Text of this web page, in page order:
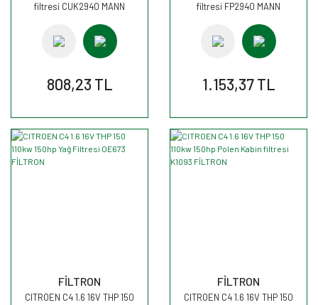
filtresi CUK2940 MANN
808,23 TL
filtresi FP2940 MANN
1.153,37 TL
FİLTRON
CITROEN C4 1.6 16V THP 150
FİLTRON
CITROEN C4 1.6 16V THP 150